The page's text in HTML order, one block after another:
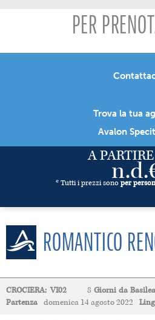
PER
Trova la tua
Avalon
A
* Tutti i prezzi sono per
ROMANTICO
CROCIERA: VI02 8 Giorni da Basilea
Partenza
domenica 14 agosto 2022